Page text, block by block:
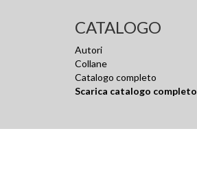
CATALOGO
Autori
Collane
Catalogo completo
Scarica catalogo completo